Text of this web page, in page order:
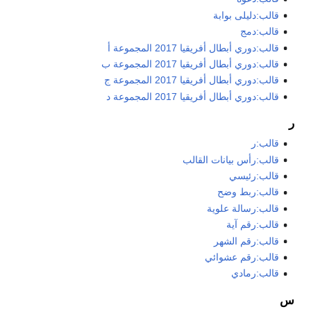
قالب:دليلى بوابة
قالب:دمج
قالب:دوري أبطال أفريقيا 2017 المجموعة أ
قالب:دوري أبطال أفريقيا 2017 المجموعة ب
قالب:دوري أبطال أفريقيا 2017 المجموعة ج
قالب:دوري أبطال أفريقيا 2017 المجموعة د
ر
قالب:ر
قالب:رأس بيانات القالب
قالب:رئيسي
قالب:ربط وضح
قالب:رسالة علوية
قالب:رقم آية
قالب:رقم الشهر
قالب:رقم عشوائي
قالب:رمادي
س